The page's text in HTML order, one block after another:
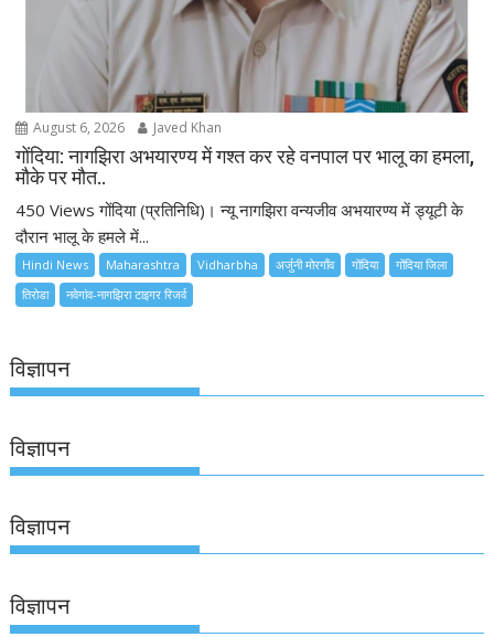
August 6, 2026 Javed Khan
गोंदिया: नागझिरा अभयारण्य में गश्त कर रहे वनपाल पर भालू का हमला,
मौके पर मौत..
450 Views गोंदिया (प्रतिनिधि)। न्यू नागझिरा वन्यजीव अभयारण्य में ड्यूटी के
दौरान भालू के हमले में...
Hindi News Maharashtra Vidharbha अर्जुनी मोरगाँव गोंदिया
गोंदिया जिला
तिरोडा
नवेगांव-नागझिरा टाइगर रिजर्व
विज्ञापन
विज्ञापन
विज्ञापन
विज्ञापन